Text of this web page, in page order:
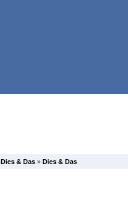
Dies & Das » Dies & Das